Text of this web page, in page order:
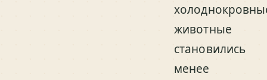
животные
становились
менее